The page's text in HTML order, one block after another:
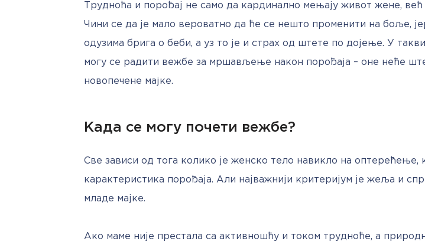
Трудноћа и порођај не само да кардинално мењају живот жене,
Чини се да је мало вероватно да ће се нешто променити на боље,
одузима брига о беби, а уз то је и страх од штете по дојење. У
могу се радити вежбе за мршављење након порођаја – оне неће
новопечене мајке.
Када се могу почети вежбе?
Све зависи од тога колико је женско тело навикло на оптерећење,
карактеристика порођаја. Али најважнији критеријум је жеља и
младе мајке.
Ако маме није престала са активношћу и током трудноће, а